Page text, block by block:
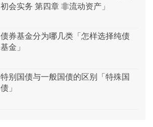
初会实务 第四章 非流动资产」
债券基金分为哪几类「怎样选择纯债
基金」
特别国债与一般国债的区别「特殊国
债」